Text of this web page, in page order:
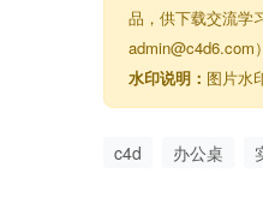
品，供下载交流学
admin@c4d6.com
水印说明： 图片水
c4d 办公桌